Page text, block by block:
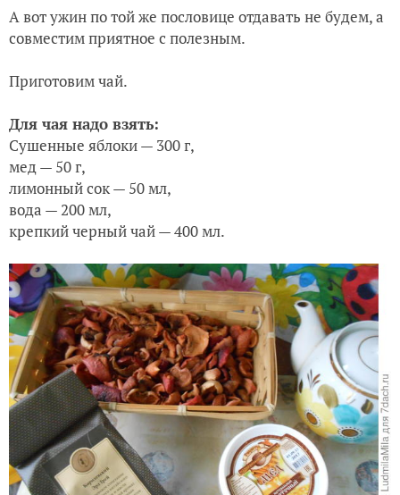
А вот ужин по той же пословице отдавать не будем, а
совместим приятное с полезным.
Приготовим чай.
Для чая надо взять:
Сушенные яблоки — 300 г,
мед — 50 г,
лимонный сок — 50 мл,
вода — 200 мл,
крепкий черный чай — 400 мл.